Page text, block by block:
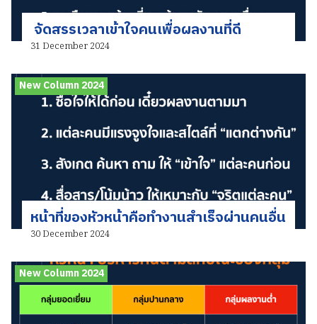
จัดสรรเวลาเข้าใจคนเพื่อผลงานที่ดี
31 December 2024
New Column 2024
หน้าที่ของหัวหน้าคือทำงานสำเร็จผ่านคนอื่น
30 December 2024
New Column 2024